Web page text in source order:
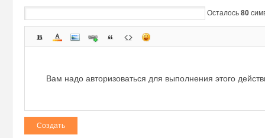
Осталось 80
Вам надо авторизоваться для выполнения этого
Создать